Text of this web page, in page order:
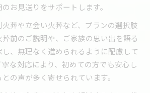
お見送りをサポートします。
葬や立会い火葬など、プランの選択肢
前のご説明や、ご家族の思い出を語る
、無理なく進められるように配慮して
な対応により、初めての方でも安心し
の声が多く寄せられています。